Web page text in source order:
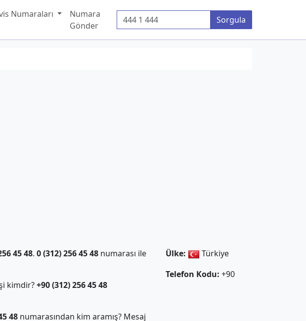
Numaraları
Numara
Gönder
Telefon Numarası Sorgula
45 48. 0 (312) 256 45 48numarası ile
kimdir?+90 (312) 256 45 48
48numarasından kim aramış? Mesaj
Ülke:
Türkiye
Telefon Kodu: +90